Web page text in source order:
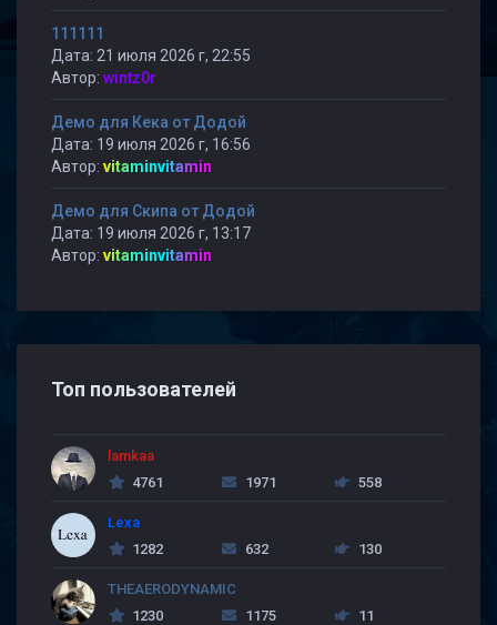
111111
Дата: 21 июля 2026 г, 22:55
Автор: wintz0r
Демо для Кека от Додой
Дата: 19 июля 2026 г, 16:56
Автор: vitaminvitamin
Демо для Скипа от Додой
Дата: 19 июля 2026 г, 13:17
Автор: vitaminvitamin
Топ пользователей
lamkaa
4761
1971 558
Lexa
1282
632 130
THEAERODYNAMIC
1230
1175 11